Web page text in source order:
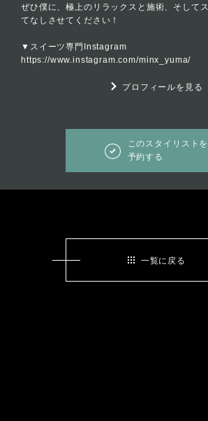
ぜひ僕に、極上のリラックスと施術、そして
てなしさせてください！
▼スイーツ専門Instagram
https://www.instagram.com/minx_yuma/
プロフィールを見る
このスタイリストを
予約する
一覧に戻る